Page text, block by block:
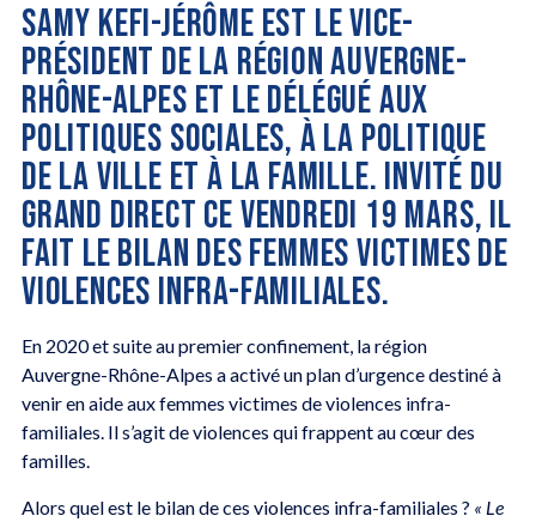
SAMY KEFI-JÉRÔME EST LE VICE-
PRÉSIDENT DE LA RÉGION AUVERGNE-
RHÔNE-ALPES ET LE DÉLÉGUÉ AUX
POLITIQUES SOCIALES, À LA POLITIQUE
DE LA VILLE ET À LA FAMILLE. INVITÉ DU
GRAND DIRECT CE VENDREDI 19 MARS, IL
FAIT LE BILAN DES FEMMES VICTIMES DE
VIOLENCES INFRA-FAMILIALES.
En 2020 et suite au premier confinement, la région
Auvergne-Rhône-Alpes a activé un plan d’urgence destiné à
venir en aide aux femmes victimes de violences infra-
familiales. Il s’agit de violences qui frappent au cœur des
familles.
Alors quel est le bilan de ces violences infra-familiales ? « Le